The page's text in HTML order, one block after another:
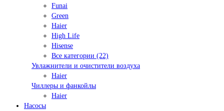
Funai
Green
Haier
High Life
Hisense
Все категории (22)
Увлажнители и очистители воздуха
Haier
Чиллеры и фанкойлы
Haier
Насосы